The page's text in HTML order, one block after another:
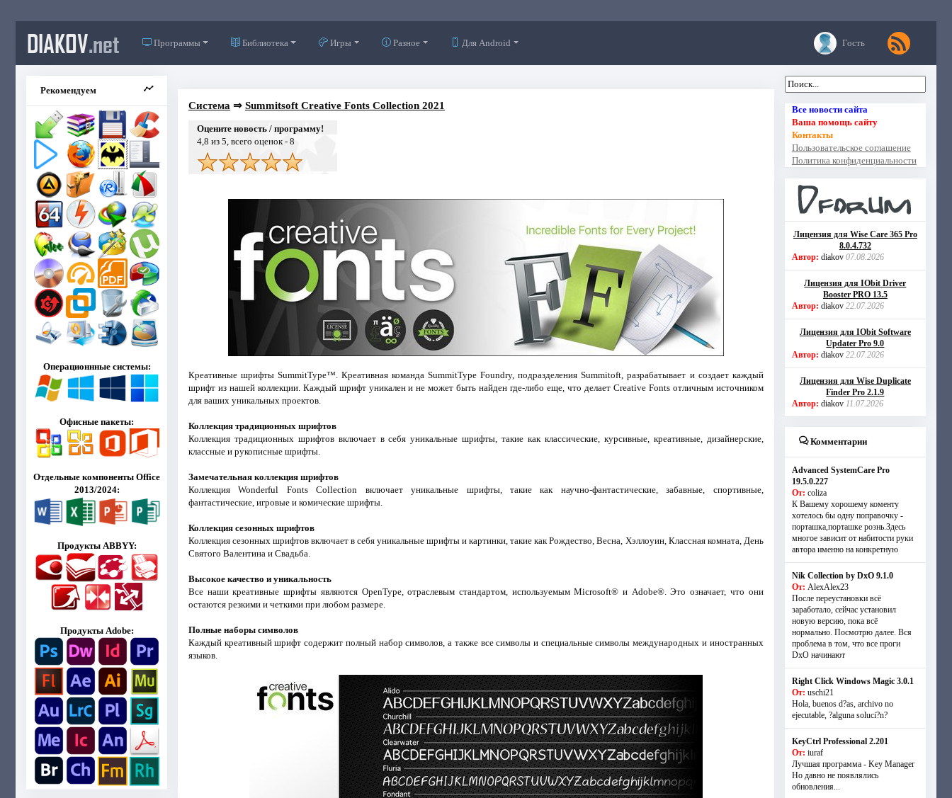
DIAKOV.net Программы Библиотека Игры Разное Для Android Гость
Рекомендуем
Операционнные системы:
Офисные пакеты:
Отдельные компоненты Office
2013/2024:
Продукты ABBYY:
Продукты Adobe:
Система ⇒ Summitsoft Creative Fonts Collection 2021
Оцените новость / программу!
4,8 из 5, всего оценок - 8
Креативные шрифты SummitType™. Креативная команда SummitType Foundry, подразделения Summitoft, разрабатывает и создает каждый
шрифт из нашей коллекции. Каждый шрифт уникален и не может быть найден где-либо еще, что делает Creative Fonts отличным источником
для ваших уникальных проектов.
Коллекция традиционных шрифтов
Коллекция традиционных шрифтов включает в себя уникальные шрифты, такие как классические, курсивные, креативные, дизайнерские,
классные и рукописные шрифты.
Замечательная коллекция шрифтов
Коллекция Wonderful Fonts Collection включает уникальные шрифты, такие как научно-фантастические, забавные, спортивные,
фантастические, игровые и комические шрифты.
Коллекция сезонных шрифтов
Коллекция сезонных шрифтов включает в себя уникальные шрифты и картинки, такие как Рождество, Весна, Хэллоуин, Классная комната, День
Святого Валентина и Свадьба.
Высокое качество и уникальность
Все наши креативные шрифты являются OpenType, отраслевым стандартом, используемым Microsoft® и Adobe®. Это означает, что они
остаются резкими и четкими при любом размере.
Полные наборы символов
Каждый креативный шрифт содержит полный набор символов, а также все символы и специальные символы международных и иностранных
языков.
Все новости сайта
Ваша помощь сайту
Контакты
Пользовательское соглашение
Политика конфиденциальности
Лицензия для Wise Care 365 Pro
8.0.4.732
Автор: diakov 07.08.2026
Лицензия для IObit Driver
Booster PRO 13.5
Автор: diakov 22.07.2026
Лицензия для IObit Software
Updater Pro 9.0
Автор: diakov 22.07.2026
Лицензия для Wise Duplicate
Finder Pro 2.1.9
Автор: diakov 11.07.2026
Комментарии
Advanced SystemCare Pro
19.5.0.227
От: coliza
К Вашему хорошему коменту
хотелось бы одну поправочку -
порташка,порташке рознь.Здесь
многое зависит от набитости руки
автора именно на конкретную
Nik Collection by DxO 9.1.0
От: AlexAlex23
После переустановки всё
заработало, сейчас установил
новую версию, пока всё
нормально. Посмотрю далее. Вся
проблема в том, что все проги
DxO начинают
Right Click Windows Magic 3.0.1
От: uschi21
Hola, buenos d?as, archivo no
ejecutable, ?alguna soluci?n?
KeyCtrl Professional 2.201
От: iuraf
Лучшая программа - Key Manager
Но давно не появлялись
обновления...